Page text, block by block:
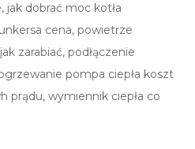
jak dobrać moc kotła
cena, powietrze
zarabiać, podłączenie
pompa ciepła koszt
prądu, wymiennik ciepła co